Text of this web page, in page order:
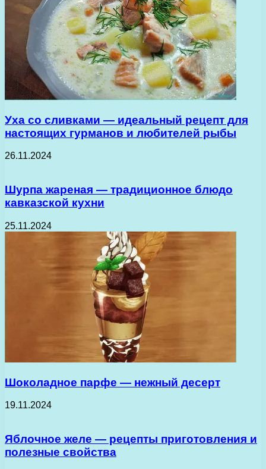
Уха со сливками — идеальный рецепт для
настоящих гурманов и любителей рыбы
26.11.2024
Шурпа жареная — традиционное блюдо
кавказской кухни
25.11.2024
Шоколадное парфе — нежный десерт
19.11.2024
Яблочное желе — рецепты приготовления и
полезные свойства